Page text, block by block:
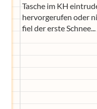
Tasche im KH
hervorgerufen oder
fiel der erste Schnee...